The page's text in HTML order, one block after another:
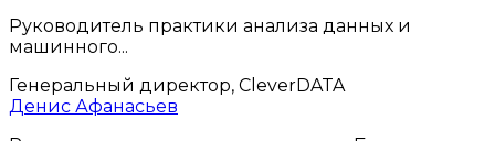
Руководитель практики анализа данных и
машинного...
Генеральный директор, CleverDATA
Денис Афанасьев